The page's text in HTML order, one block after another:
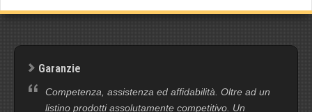
Garanzie
Competenza, assistenza ed affidabilità. Oltre ad un
listino prodotti assolutamente competitivo. Un